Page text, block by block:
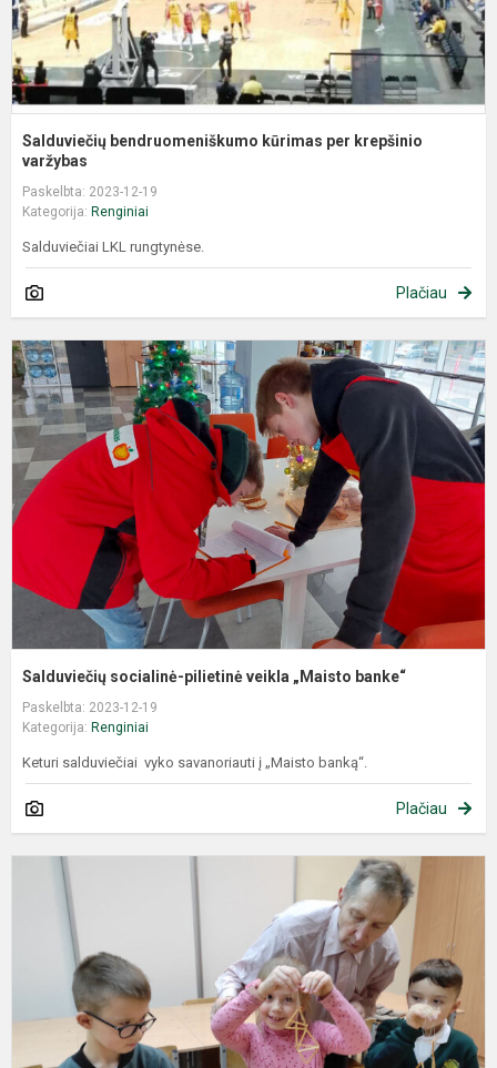
Salduviečių bendruomeniškumo kūrimas per krepšinio
varžybas
Paskelbta: 2023-12-19
Kategorija: Renginiai
Salduviečiai LKL rungtynėse.
Plačiau
Salduviečių socialinė-pilietinė veikla „Maisto banke“
Paskelbta: 2023-12-19
Kategorija: Renginiai
Keturi salduviečiai vyko savanoriauti į „Maisto banką“.
Plačiau